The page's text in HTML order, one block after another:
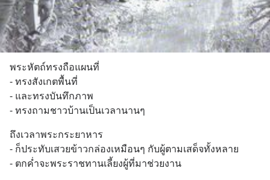
พระหัตถ์ทรงถือแผนที่
- ทรงสังเกตพื้นที่
- และทรงบันทึกภาพ
- ทรงถามชาวบ้านเป็นเวลานานๆ
ถึงเวลาพระกระยาหาร
- ก็ประทับเสวยข้าวกล่องเหมือนๆ กับผู้ตามเสด็จทั้งหลาย
- ตกค่ำจะพระราชทานเลี้ยงผู้ที่มาช่วยงาน